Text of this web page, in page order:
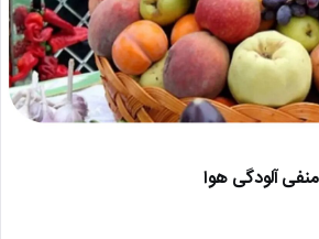
آلودگی هوا